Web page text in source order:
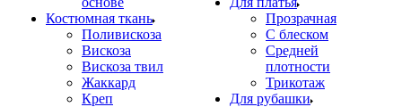
Костюмная ткань
Поливискоза
Вискоза
Вискоза твил
Жаккард
Креп
Прозрачная
С блеском
Средней
плотности
Трикотаж
Для рубашки